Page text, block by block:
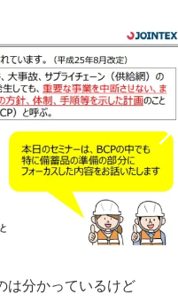
は分かっているけど